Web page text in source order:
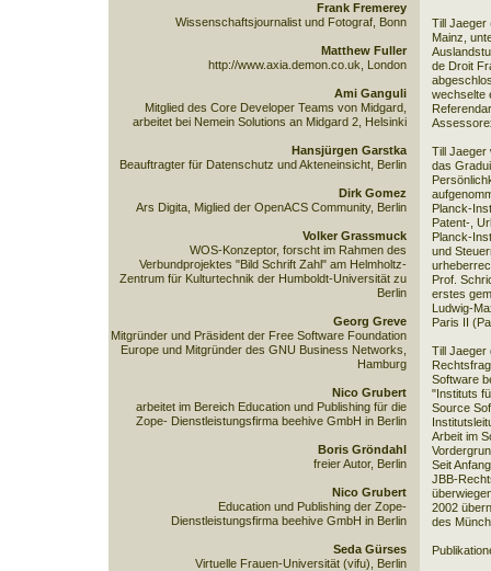
Till Jaeger
Mainz,
de Droit
wechselte
Till Jaeger
das
Planck-
Patent-,
Planck-
und
Prof.
erstes
Ludwig-
Paris II
Till Jaeger
Software
"Instituts
Source
Arbeit im
Seit
JBB-
2002
des
Frank Fremerey
Wissenschaftsjournalist und Fotograf, Bonn
Matthew Fuller
http://www.axia.demon.co.uk, London
Ami Ganguli
Mitglied des Core Developer Teams von Midgard,
arbeitet bei Nemein Solutions an Midgard 2, Helsinki
Hansjürgen Garstka
Beauftragter für Datenschutz und Akteneinsicht, Berlin
Dirk Gomez
Ars Digita, Miglied der OpenACS Community, Berlin
Volker Grassmuck
WOS-Konzeptor, forscht im Rahmen des
Verbundprojektes "Bild Schrift Zahl" am Helmholtz-
Zentrum für Kulturtechnik der Humboldt-Universität zu
Berlin
Georg Greve
Mitgründer und Präsident der Free Software Foundation
Europe und Mitgründer des GNU Business Networks,
Hamburg
Nico Grubert
arbeitet im Bereich Education und Publishing für die
Zope- Dienstleistungsfirma beehive GmbH in Berlin
Boris Gröndahl
freier Autor, Berlin
Nico Grubert
Education und Publishing der Zope-
Dienstleistungsfirma beehive GmbH in Berlin
Seda Gürses
Virtuelle Frauen-Universität (vifu), Berlin